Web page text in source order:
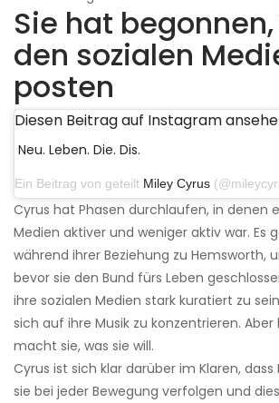
Sie hat
den sozialen
posten
Diesen Beitrag auf Instagram
Neu. Leben. Die. Dis.
Ein Beitrag von geteilt Miley Cyrus (@mileycyrus) am
Cyrus hat Phasen durchlaufen, in denen
Medien aktiver und weniger aktiv war. Es
während ihrer Beziehung zu Hemsworth,
bevor sie den Bund fürs Leben
ihre sozialen Medien stark kuratiert zu
sich auf ihre Musik zu konzentrieren.
macht sie, was sie will.
Cyrus ist sich klar darüber im Klaren, dass
sie bei jeder Bewegung verfolgen und